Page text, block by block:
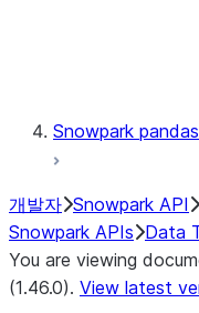
Snowpark
개발자 Snowpark API
Snowpark APIs Data
You are viewing
(1.46.0). View latest